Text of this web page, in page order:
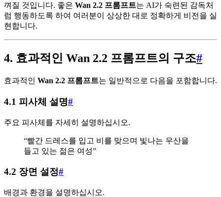
껴질 것입니다. 좋은 Wan 2.2 프롬프트는 AI가 숙련된 감독처
럼 행동하도록 하여 여러분이 상상한 대로 정확하게 비전을 실
현합니다.
4. 효과적인 Wan 2.2 프롬프트의 구조#
효과적인 Wan 2.2 프롬프트는 일반적으로 다음을 포함합니다.
4.1 피사체 설명#
주요 피사체를 자세히 설명하십시오.
“빨간 드레스를 입고 비를 맞으며 빛나는 우산을
들고 있는 젊은 여성”
4.2 장면 설정#
배경과 환경을 설명하십시오.